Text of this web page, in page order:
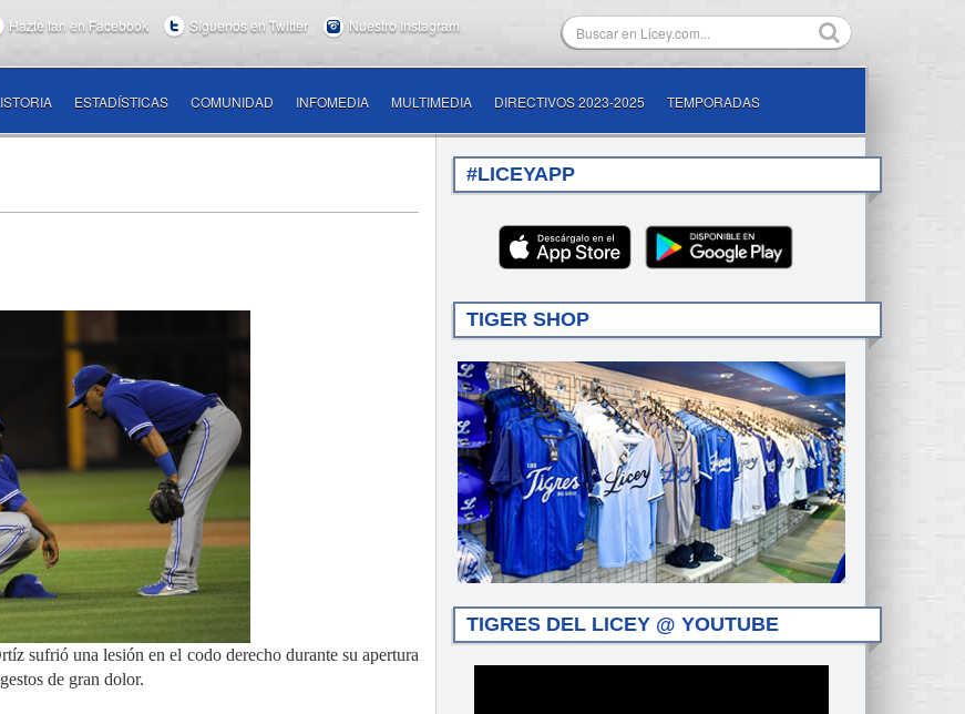
Hazte fan en Facebook Síguenos en Twitter Nuestro Instagram
ESTADÍSTICAS COMUNIDAD INFOMEDIA MULTIMEDIA DIRECTIVOS 2023-2025 TEMPORADAS
sufrió una lesión en el codo derecho durante su apertura
de gran dolor.
#LICEYAPP
TIGER SHOP
TIGRES DEL LICEY @ YOUTUBE